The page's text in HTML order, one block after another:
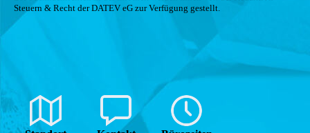
Steuern & Recht der DATEV eG zur Verfügung gestellt.